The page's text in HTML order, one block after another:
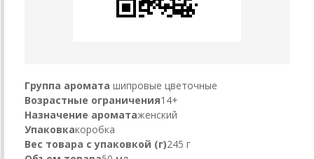
Группа аромата шипровые цветочные
Возрастные ограничения14+
Назначение ароматаженский
Упаковкакоробка
Вес товара с упаковкой (г)245 г